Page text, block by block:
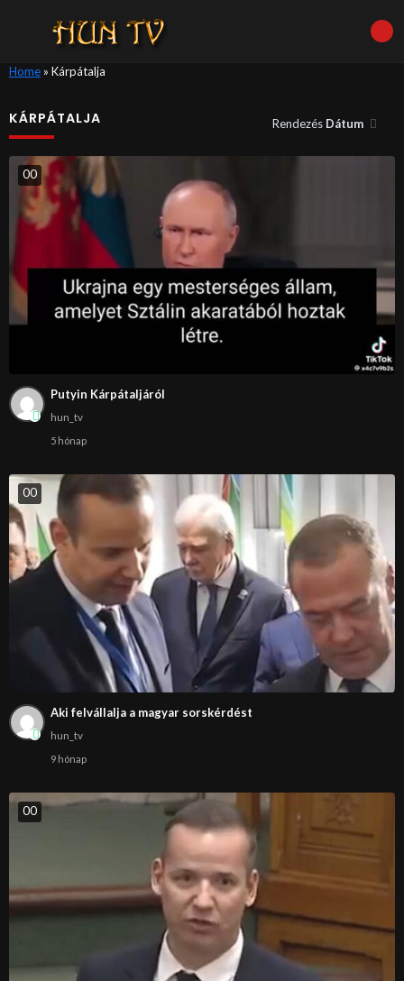
Home» Kárpátalja
KÁRPÁTALJA Rendezés Dátum
00
Putyin Kárpátaljáról
hun_tv
5 hónap
00
Aki felvállalja a magyar sorskérdést
hun_tv
9 hónap
00